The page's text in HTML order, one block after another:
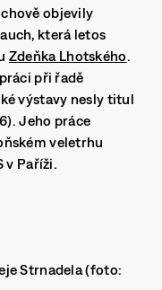
objevily
která letos
Zdeňka Lhotského.
při řadě
výstavy nesly titul
Jeho práce
veletrhu
v Paříži.
Strnadela (foto: